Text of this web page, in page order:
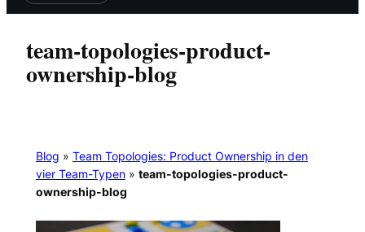
team-topologies-product-
ownership-blog
Blog » Team Topologies: Product Ownership in den
vier Team-Typen» team-topologies-product-
ownership-blog